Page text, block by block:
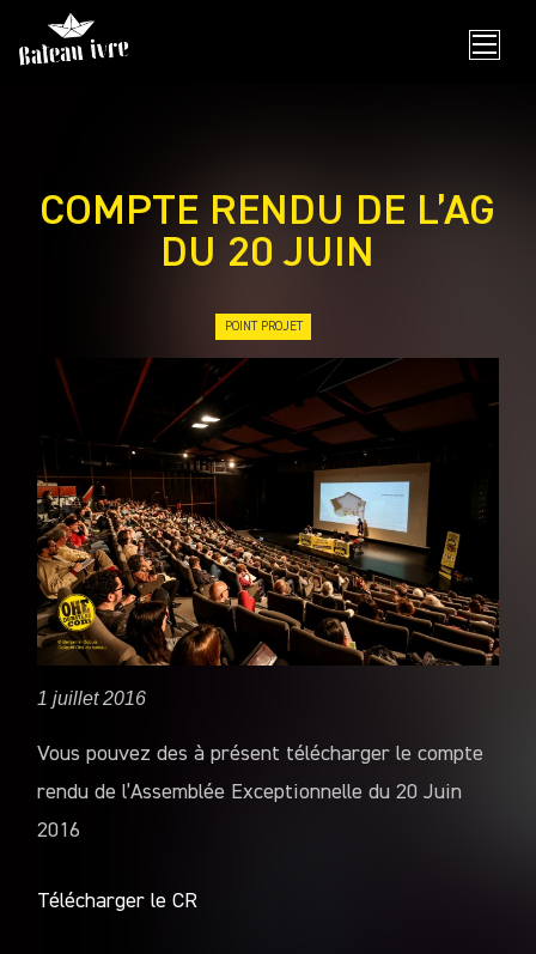
content
COMPTE RENDU DE L’AG
DU 20 JUIN
POINT PROJET
1 juillet 2016
Vous pouvez des à présent télécharger le compte
rendu de l’Assemblée Exceptionnelle du 20 Juin
2016
Télécharger le CR